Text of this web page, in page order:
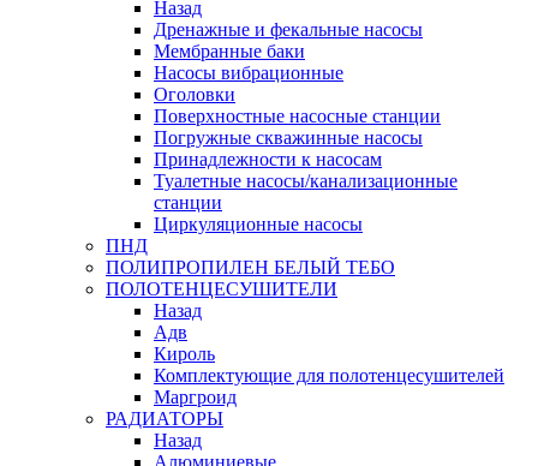
Назад
Дренажные и фекальные насосы
Мембранные баки
Насосы вибрационные
Оголовки
Поверхностные насосные станции
Погружные скважинные насосы
Принадлежности к насосам
Туалетные насосы/канализационные
станции
Циркуляционные насосы
ПНД
ПОЛИПРОПИЛЕН БЕЛЫЙ ТЕБО
ПОЛОТЕНЦЕСУШИТЕЛИ
Назад
Адв
Кироль
Комплектующие для полотенцесушителей
Маргроид
РАДИАТОРЫ
Назад